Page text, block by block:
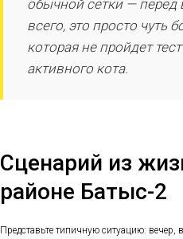
обычной сетки — перед
всего, это просто чуть
которая не пройдет
активного кота.
Сценарий из
районе Батыс-2
Представьте типичную ситуацию: вечер,